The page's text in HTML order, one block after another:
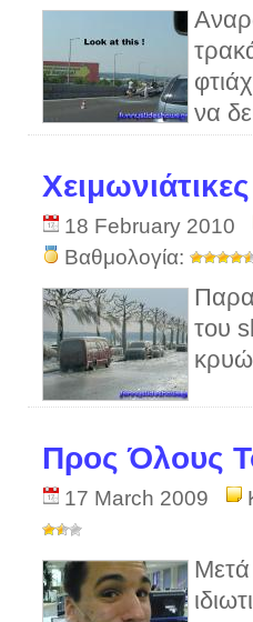
να
18 February 2010
Βαθμολογία:
του
Προς Όλους
17 March 2009
Μετά